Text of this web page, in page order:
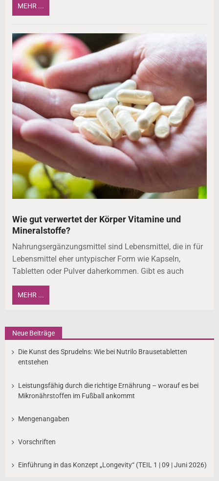
MEHR ...
Wie gut verwertet der Körper Vitamine und
Mineralstoffe?
Nahrungsergänzungsmittel sind Lebensmittel, die in für
Lebensmittel eher untypischer Form wie Kapseln,
Tabletten oder Pulver daherkommen. Gibt es auch
MEHR ...
Neue Beiträge
Die Kunst des Sprudelns: Wie bei Nutrilo Brausetabletten
entstehen
Leistungsfähig durch die richtige Ernährung – worauf es bei
Mikronährstoffen im Fußball ankommt
Mengenangaben
Vorschriften
Einführung in das Konzept „Longevity“ (TEIL 1 | 09 | Juni 2026)